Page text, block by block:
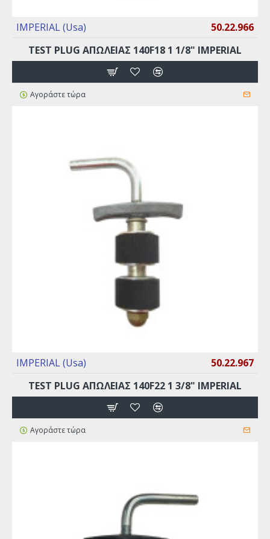
IMPERIAL (Usa)
50.22.966
TEST PLUG ΑΠΩΛΕΙΑΣ 140F18 1 1/8" IMPERIAL
Αγοράστε τώρα
IMPERIAL (Usa)
50.22.967
TEST PLUG ΑΠΩΛΕΙΑΣ 140F22 1 3/8" IMPERIAL
Αγοράστε τώρα